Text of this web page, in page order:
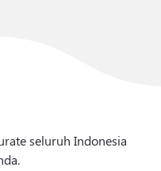
seluruh Indonesia